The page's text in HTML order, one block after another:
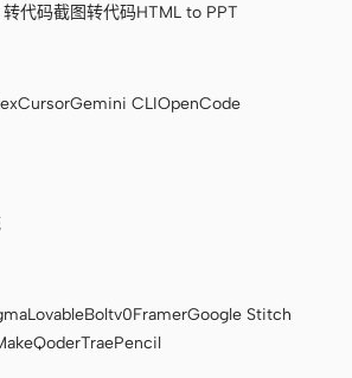
代码截图转代码HTML to PPT
CursorGemini CLIOpenCode
LovableBoltv0FramerGoogle Stitch
QoderTraePencil